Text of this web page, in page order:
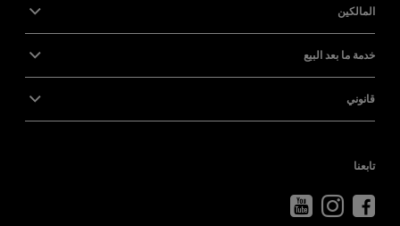
المالكين
خدمة ما بعد البيع
قانوني
تابعنا